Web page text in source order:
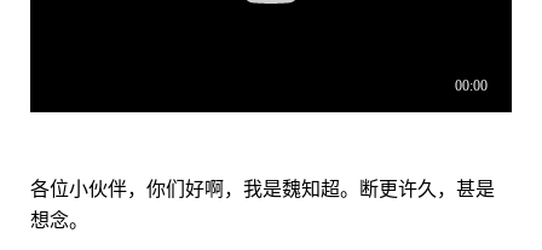
各位小伙伴，你们好啊，我是魏知超。断更许久，甚是
想念。